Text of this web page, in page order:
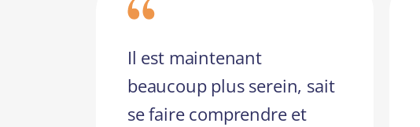
Il est maintenant
beaucoup plus serein, sait
se faire comprendre et